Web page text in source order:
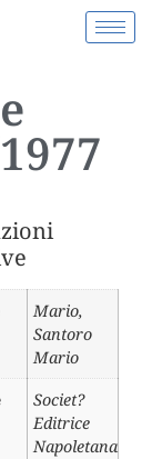
Mario,
Santoro
Mario
Societ?
Editrice
Napoletana